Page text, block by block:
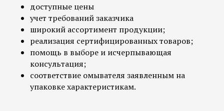
доступные цены
учет требований заказчика
широкий ассортимент продукции;
реализация сертифицированных товаров;
помощь в выборе и исчерпывающая
консультация;
соответствие омывателя заявленным на
упаковке характеристикам.